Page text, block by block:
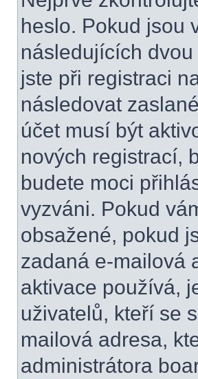
heslo. Pokud jsou
následujících
jste při registraci
následovat
účet musí být
nových registrací,
budete moci
vyzváni. Pokud
obsažené, pokud
zadaná e-mailová
aktivace používá,
uživatelů, kteří se
mailová adresa,
administrátora